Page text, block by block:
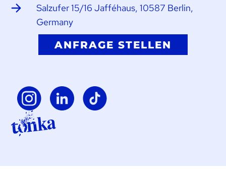
Salzufer 15/16 Jafféhaus, 10587 Berlin,
Germany
ANFRAGE STELLEN